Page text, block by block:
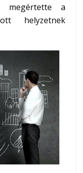
megértette a
helyzetnek